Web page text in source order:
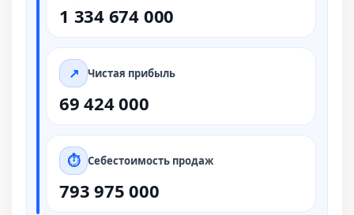
1 334 674 000
Чистая прибыль
69 424 000
Себестоимость продаж
793 975 000